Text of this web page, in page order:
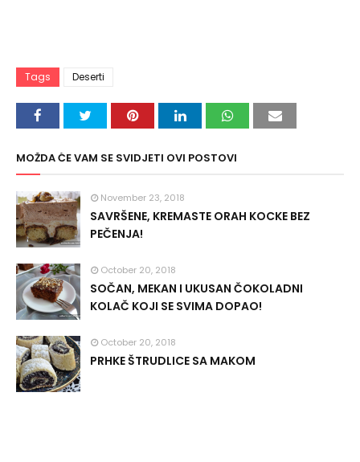
Tags Deserti
MOŽDA ĆE VAM SE SVIDJETI OVI POSTOVI
November 23, 2018
SAVRŠENE, KREMASTE ORAH KOCKE BEZ
PEČENJA!
October 20, 2018
SOČAN, MEKAN I UKUSAN ČOKOLADNI
KOLAČ KOJI SE SVIMA DOPAO!
October 20, 2018
PRHKE ŠTRUDLICE SA MAKOM